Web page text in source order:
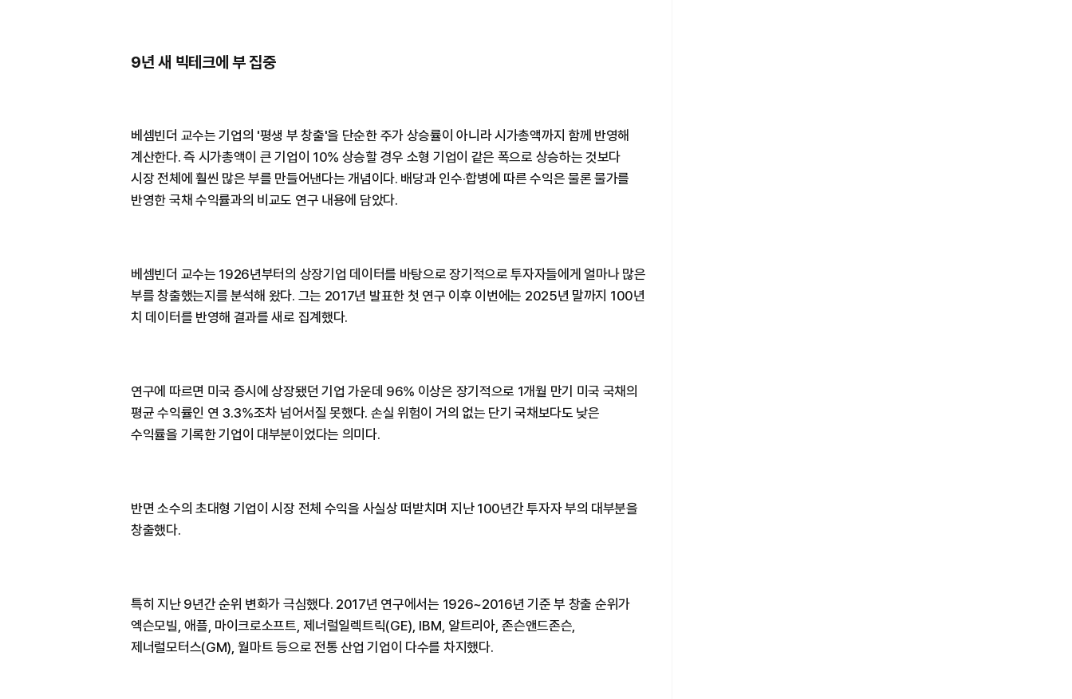
9년 새 빅테크에 부 집중
베셈빈더 교수는 기업의 '평생 부 창출'을 단순한 주가 상승률이 아니라 시가총액까지 함께 반영해
계산한다. 즉 시가총액이 큰 기업이 10% 상승할 경우 소형 기업이 같은 폭으로 상승하는 것보다
시장 전체에 훨씬 많은 부를 만들어낸다는 개념이다. 배당과 인수·합병에 따른 수익은 물론 물가를
반영한 국채 수익률과의 비교도 연구 내용에 담았다.
베셈빈더 교수는 1926년부터의 상장기업 데이터를 바탕으로 장기적으로 투자자들에게 얼마나 많은
부를 창출했는지를 분석해 왔다. 그는 2017년 발표한 첫 연구 이후 이번에는 2025년 말까지 100년
치 데이터를 반영해 결과를 새로 집계했다.
연구에 따르면 미국 증시에 상장됐던 기업 가운데 96% 이상은 장기적으로 1개월 만기 미국 국채의
평균 수익률인 연 3.3%조차 넘어서질 못했다. 손실 위험이 거의 없는 단기 국채보다도 낮은
수익률을 기록한 기업이 대부분이었다는 의미다.
반면 소수의 초대형 기업이 시장 전체 수익을 사실상 떠받치며 지난 100년간 투자자 부의 대부분을
창출했다.
특히 지난 9년간 순위 변화가 극심했다. 2017년 연구에서는 1926~2016년 기준 부 창출 순위가
엑슨모빌, 애플, 마이크로소프트, 제너럴일렉트릭(GE), IBM, 알트리아, 존슨앤드존슨,
제너럴모터스(GM), 월마트 등으로 전통 산업 기업이 다수를 차지했다.